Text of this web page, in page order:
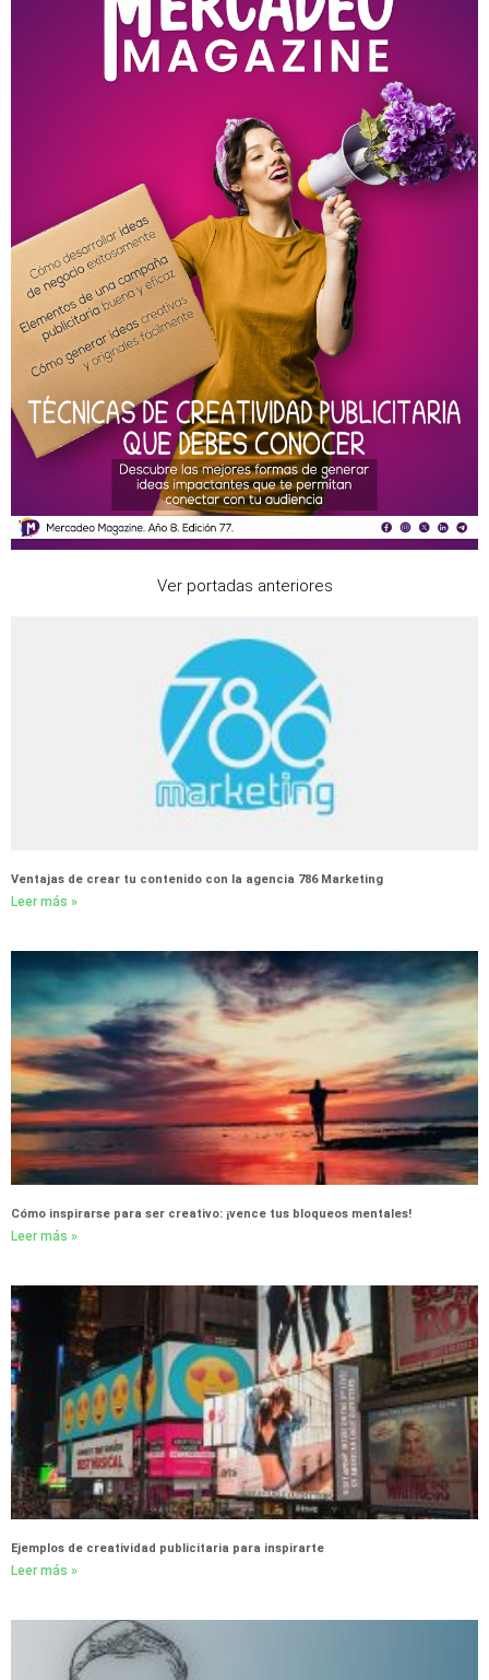
Ver portadas anteriores
Ventajas de crear tu contenido con la agencia 786 Marketing
Leer más »
Cómo inspirarse para ser creativo: ¡vence tus bloqueos mentales!
Leer más »
Ejemplos de creatividad publicitaria para inspirarte
Leer más »